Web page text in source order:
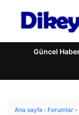
Güncel
Ana sayfa › Forumlar ›